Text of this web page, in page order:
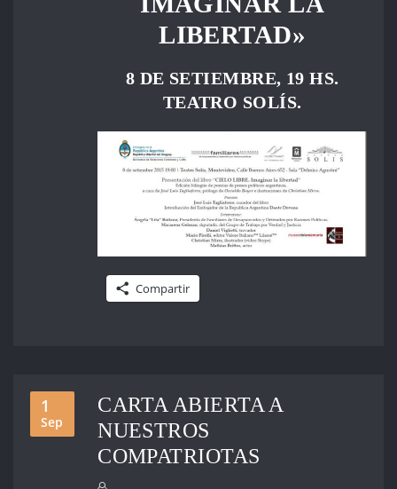
LIBERTAD»
8 DE SETIEMBRE, 19 HS.
TEATRO SOLÍS.
Compartir
1
Sep
CARTA ABIERTA A
NUESTROS
COMPATRIOTAS